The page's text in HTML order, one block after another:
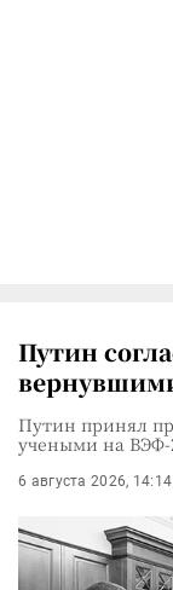
Путин
Путин принял
учеными на ВЭФ-
6 августа 2026, 14:14